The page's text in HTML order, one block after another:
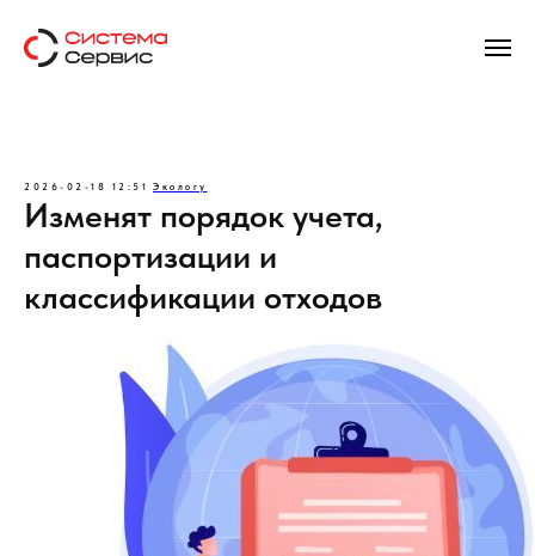
2026-02-18 12:51 Экологу
Изменят порядок учета,
паспортизации и
классификации отходов